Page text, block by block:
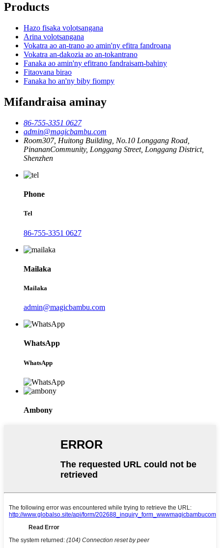
Products
Hazo fisaka volotsangana
Arina volotsangana
Vokatra ao an-trano ao amin'ny efitra fandroana
Vokatra an-dakozia ao an-tokantrano
Fanaka ao amin'ny efitrano fandraisam-bahiny
Fitaovana birao
Fanaka ho an'ny biby fiompy
Mifandraisa aminay
86-755-3351 0627
admin@magicbambu.com
Room307, Huitong Building, No.10 Longgang Road,
PinananCommunity, Longgang Street, Longgang District,
Shenzhen
Phone
Tel
86-755-3351 0627
Mailaka
Mailaka
admin@magicbambu.com
WhatsApp
WhatsApp
Ambony